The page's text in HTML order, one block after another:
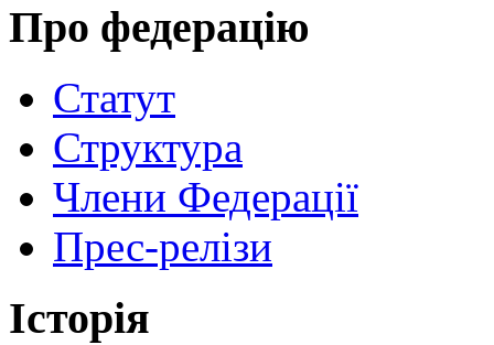
Про федерацію
Статут
Структура
Члени Федерації
Прес-релізи
Історія